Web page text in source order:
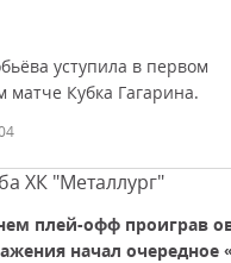
уступила в первом
матче Кубка Гагарина.
ХК "Металлург"
плей-офф проиграв
начал очередное